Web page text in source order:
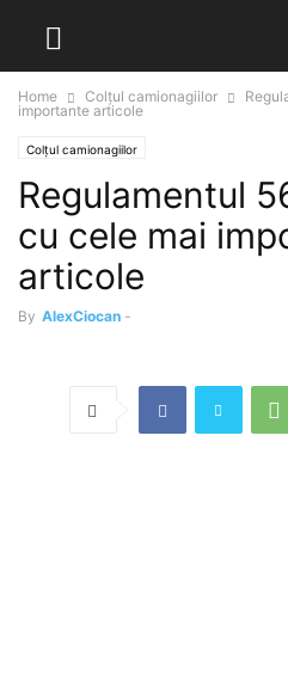
Home Colțul camionagiilor
importante articole
Colțul camionagiilor
Regulamentul
cu cele mai
articole
By AlexCiocan -